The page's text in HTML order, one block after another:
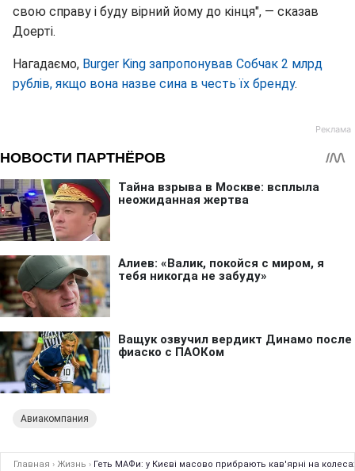
свою справу і буду вірний йому до кінця", — сказав
Доерті.
Нагадаємо, Burger King запропонував Собчак 2 млрд
рублів, якщо вона назве сина в честь їх бренду.
Авиакомпания
Главная › Жизнь › Геть МАФи: у Києві масово прибрають кав'ярні на